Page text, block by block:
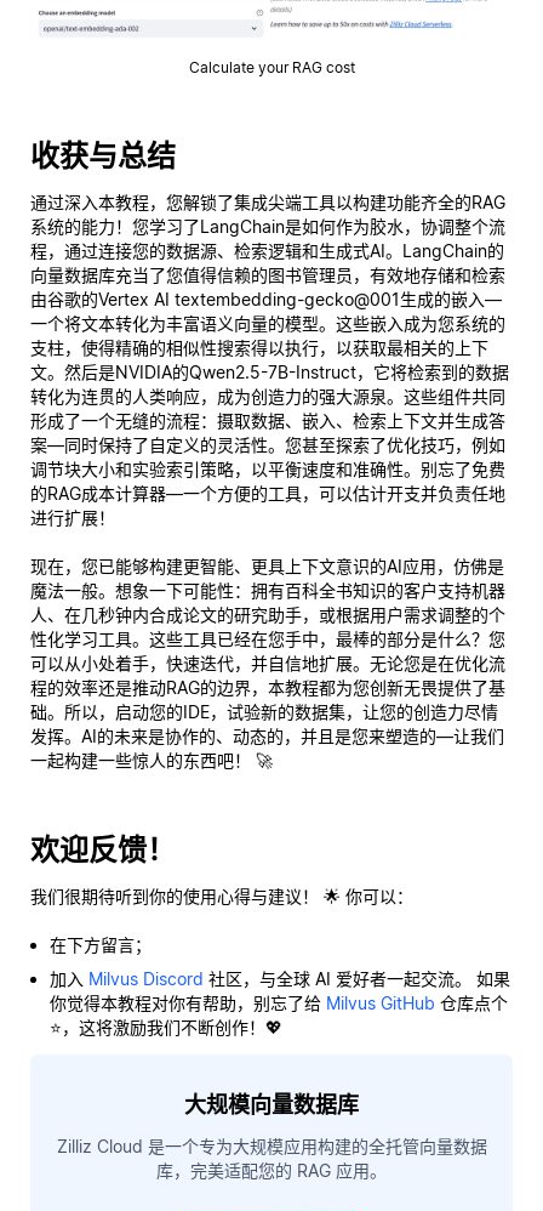
Calculate your RAG cost
收获与总结
通过深入本教程，您解锁了集成尖端工具以构建功能齐全的RAG
系统的能力！您学习了LangChain是如何作为胶水，协调整个流
程，通过连接您的数据源、检索逻辑和生成式AI。LangChain的
向量数据库充当了您值得信赖的图书管理员，有效地存储和检索
由谷歌的Vertex AI textembedding-gecko@001生成的嵌入—
一个将文本转化为丰富语义向量的模型。这些嵌入成为您系统的
支柱，使得精确的相似性搜索得以执行，以获取最相关的上下
文。然后是NVIDIA的Qwen2.5-7B-Instruct，它将检索到的数据
转化为连贯的人类响应，成为创造力的强大源泉。这些组件共同
形成了一个无缝的流程：摄取数据、嵌入、检索上下文并生成答
案—同时保持了自定义的灵活性。您甚至探索了优化技巧，例如
调节块大小和实验索引策略，以平衡速度和准确性。别忘了免费
的RAG成本计算器—一个方便的工具，可以估计开支并负责任地
进行扩展！
现在，您已能够构建更智能、更具上下文意识的AI应用，仿佛是
魔法一般。想象一下可能性：拥有百科全书知识的客户支持机器
人、在几秒钟内合成论文的研究助手，或根据用户需求调整的个
性化学习工具。这些工具已经在您手中，最棒的部分是什么？您
可以从小处着手，快速迭代，并自信地扩展。无论您是在优化流
程的效率还是推动RAG的边界，本教程都为您创新无畏提供了基
础。所以，启动您的IDE，试验新的数据集，让您的创造力尽情
发挥。AI的未来是协作的、动态的，并且是您来塑造的—让我们
一起构建一些惊人的东西吧！ 🚀
欢迎反馈！
我们很期待听到你的使用心得与建议！ 🌟 你可以：
在下方留言；
加入 Milvus Discord 社区，与全球 AI 爱好者一起交流。 如果
你觉得本教程对你有帮助，别忘了给 Milvus GitHub 仓库点个
⭐，这将激励我们不断创作！💖
大规模向量数据库
Zilliz Cloud 是一个专为大规模应用构建的全托管向量数据
库，完美适配您的 RAG 应用。